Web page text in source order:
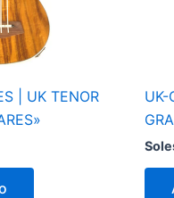
| UK TENOR
UK-